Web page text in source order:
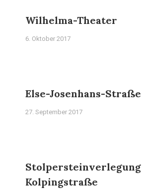
Wilhelma-Theater
6. Oktober 2017
Else-Josenhans-Straße
27. September 2017
Stolpersteinverlegung
Kolpingstraße